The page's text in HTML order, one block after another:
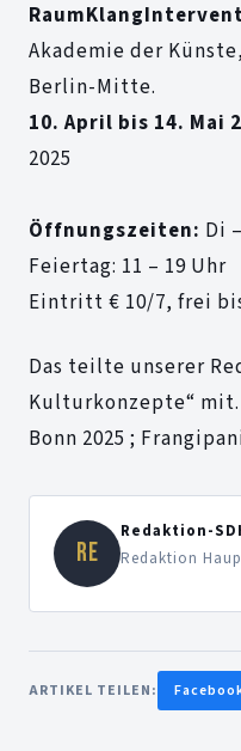
Akademie der
Berlin-Mitte.
10. April bis 14. Mai
2025
Öffnungszeiten: Di
Feiertag: 11 – 19 Uhr
Eintritt € 10/7, frei
Das teilte unserer
Kulturkonzepte“
Bonn 2025 ;
RE
Redaktion-
Redaktion
ARTIKEL TEILEN: